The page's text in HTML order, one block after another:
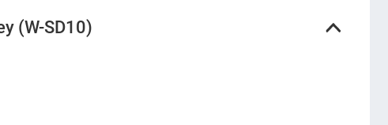
(W-SD10)